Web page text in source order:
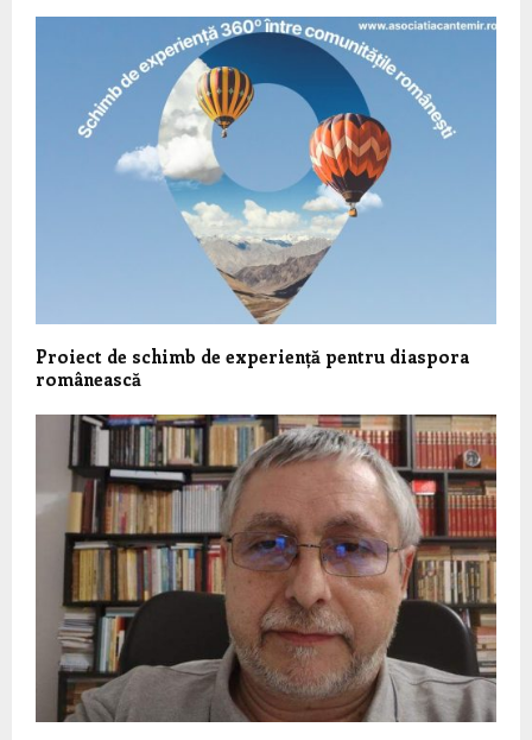
Proiect de schimb de experiență pentru diaspora
românească